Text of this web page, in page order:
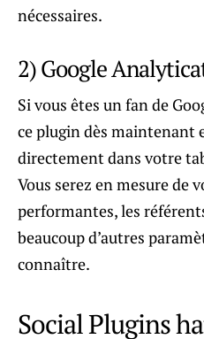
nécessaires.
2) Google
Si vous êtes un fan de
ce plugin dès maintenant
directement dans votre
Vous serez en mesure de
performantes, les
beaucoup d’autres
connaître.
Social Plugins